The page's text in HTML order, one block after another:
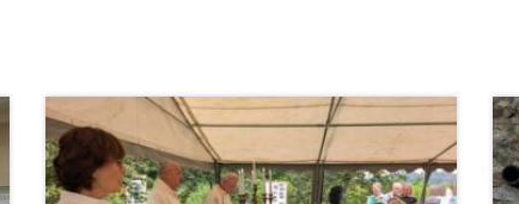
weiterlesen